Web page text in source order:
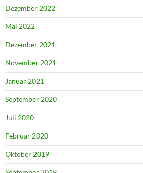
Dezember 2022
Mai 2022
Dezember 2021
November 2021
Januar 2021
September 2020
Juli 2020
Februar 2020
Oktober 2019